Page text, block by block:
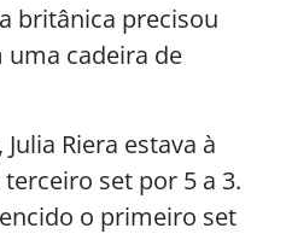
britânica precisou
uma cadeira de
Riera estava à
set por 5 a 3.
o primeiro set